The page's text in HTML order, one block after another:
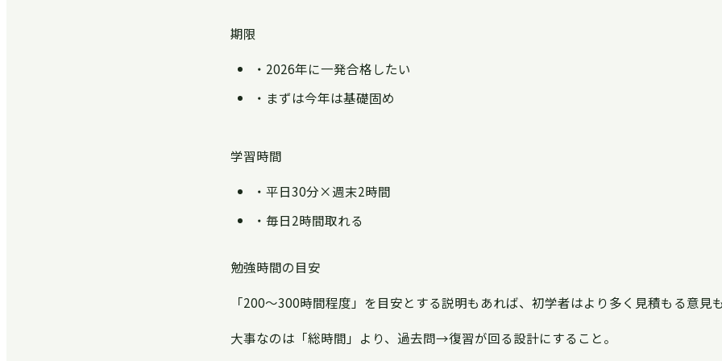
期限
・2026年に一発合格したい
・まずは今年は基礎固め
学習時間
・平日30分×週末2時間
・毎日2時間取れる
勉強時間の目安
「200〜300時間程度」を目安とする説明もあれば、初学者はより多く見積もる意見も
大事なのは「総時間」より、過去問→復習が回る設計にすること。